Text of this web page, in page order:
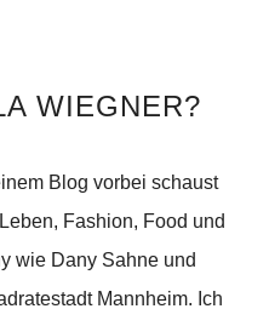
WIEGNER?
Blog vorbei schaust
Fashion, Food und
wie Dany Sahne und
Mannheim. Ich